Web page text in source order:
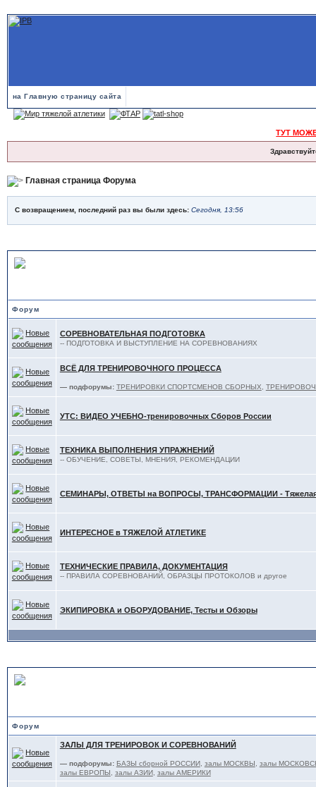
на Главную страницу сайта
ТУТ
Главная страница Форума
С возвращением, последний раз вы были здесь: Сегодня, 13:56
Форум
СОРЕВНОВАТЕЛЬНАЯ ПОДГОТОВКА
-- ПОДГОТОВКА И ВЫСТУПЛЕНИЕ НА СОРЕВНОВАНИЯХ
ВСЁ ДЛЯ ТРЕНИРОВОЧНОГО ПРОЦЕССА
— подфорумы: ТРЕНИРОВКИ СПОРТСМЕНОВ СБОРНЫХ
УТС: ВИДЕО УЧЕБНО-тренировочных Сборов России
ТЕХНИКА ВЫПОЛНЕНИЯ УПРАЖНЕНИЙ
-- ОБУЧЕНИЕ, СОВЕТЫ, МНЕНИЯ, РЕКОМЕНДАЦИИ
СЕМИНАРЫ, ОТВЕТЫ на ВОПРОСЫ, ТРАНСФОРМАЦИИ - Тяжелая
ИНТЕРЕСНОЕ в ТЯЖЕЛОЙ АТЛЕТИКЕ
ТЕХНИЧЕСКИЕ ПРАВИЛА, ДОКУМЕНТАЦИЯ
-- ПРАВИЛА СОРЕВНОВАНИЙ, ОБРАЗЦЫ ПРОТОКОЛОВ и другое
ЭКИПИРОВКА и ОБОРУДОВАНИЕ, Тесты и Обзоры
Форум
ЗАЛЫ ДЛЯ ТРЕНИРОВОК И СОРЕВНОВАНИЙ
— подфорумы: БАЗЫ сборной РОССИИ, залы МОСКВЫ
залы
залы ЕВРОПЫ
залы АЗИИ, залы АМЕРИКИ